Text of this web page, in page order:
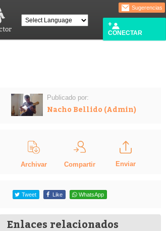
Sugerencias
CONECTAR
Publicado por:
Nacho Bellido (Admin)
Archivar Compartir Enviar
Tweet Like WhatsApp
Enlaces relacionados